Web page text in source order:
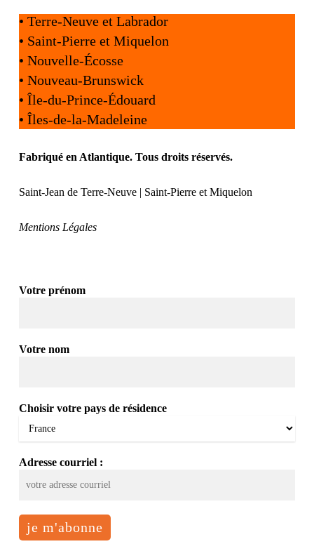
• Terre-Neuve et Labrador
• Saint-Pierre et Miquelon
• Nouvelle-Écosse
• Nouveau-Brunswick
• Île-du-Prince-Édouard
• Îles-de-la-Madeleine
Fabriqué en Atlantique. Tous droits réservés.
Saint-Jean de Terre-Neuve | Saint-Pierre et Miquelon
Mentions Légales
Votre prénom
Votre nom
Choisir votre pays de résidence
Adresse courriel :